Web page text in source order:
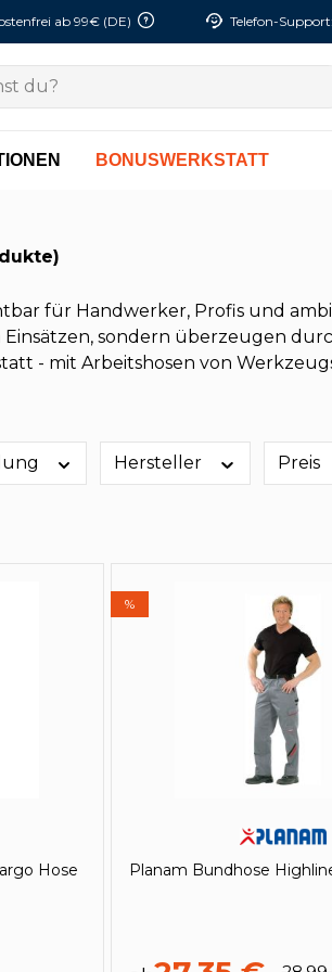
ab 99€ (DE) Telefon-Support:
BONUSWERKSTATT
für Handwerker, Profis und
sondern überzeugen
- mit Arbeitshosen von
Hersteller Preis
Hose
%
Planam Bundhose